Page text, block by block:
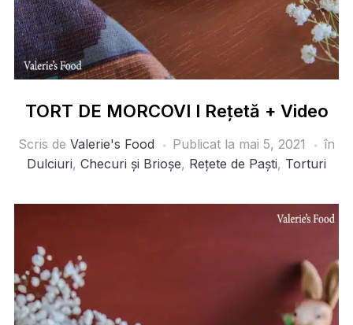
TORT DE MORCOVI I Rețetă + Video
Scris de Valerie's Food Publicat la mai 5, 2021
în
Dulciuri, Checuri și Brioșe, Rețete de Paști, Torturi